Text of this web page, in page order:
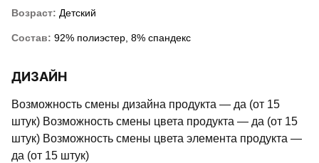
Возраст: Детский
Состав: 92% полиэстер, 8% спандекс
ДИЗАЙН
Возможность смены дизайна продукта — да (от 15
штук) Возможность смены цвета продукта — да (от 15
штук) Возможность смены цвета элемента продукта —
да (от 15 штук)